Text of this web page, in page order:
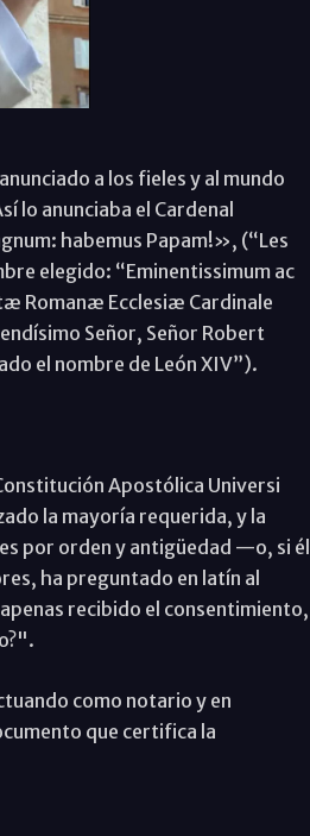
a los fieles y al mundo
lo anunciaba el Cardenal
habemus Papam!», (“Les
elegido: “Eminentissimum ac
Romanæ Ecclesiæ Cardinale
Señor, Señor Robert
el nombre de León XIV”).
Apostólica Universi
la mayoría requerida, y la
por orden y antigüedad —o, si él
ha preguntado en latín al
recibido el consentimiento,
como notario y en
que certifica la